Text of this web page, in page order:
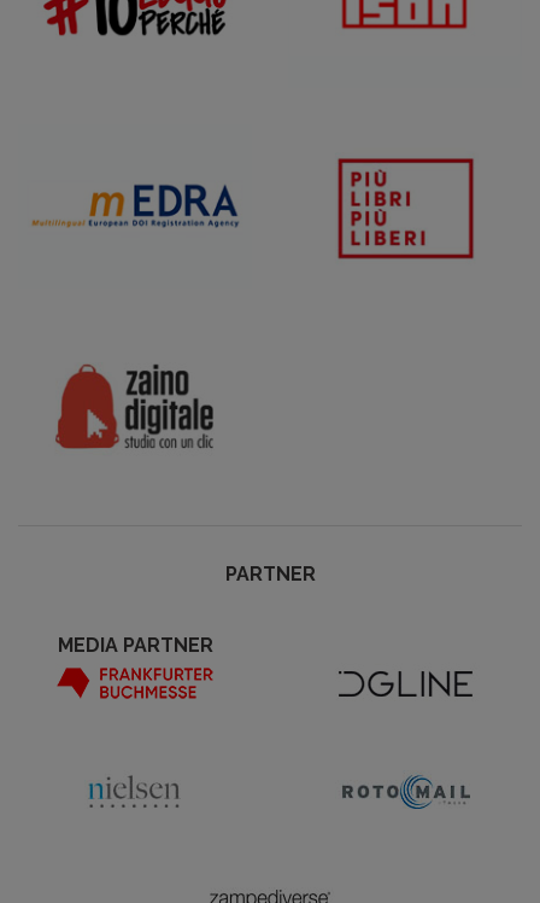
PARTNER
MEDIA PARTNER